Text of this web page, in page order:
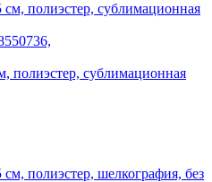
полиэстер, сублимационная